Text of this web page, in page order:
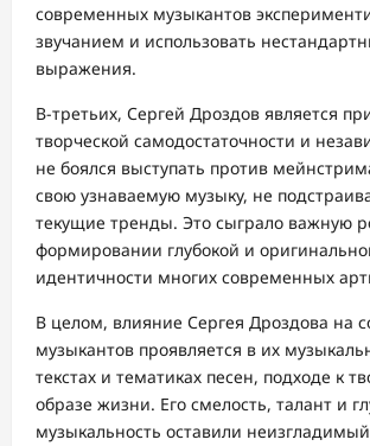
современных музыкантов
звучанием и использовать
выражения.
В-третьих, Сергей Дроздов является
творческой самодостаточности и
не боялся выступать против
свою узнаваемую музыку, не
текущие тренды. Это сыграло важную
формировании глубокой и
идентичности многих современных
В целом, влияние Сергея Дроздова на
музыкантов проявляется в их
текстах и тематиках песен, подходе к
образе жизни. Его смелость, талант и
музыкальность оставили